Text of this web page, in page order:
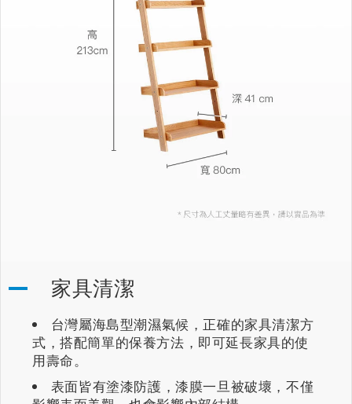
家具清潔
台灣屬海島型潮濕氣候，正確的家具清潔方
式，搭配簡單的保養方法，即可延長家具的使
用壽命。
表面皆有塗漆防護，漆膜一旦被破壞，不僅